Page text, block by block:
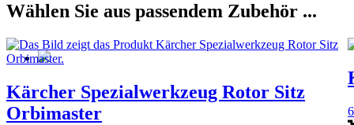
Wählen Sie aus passendem Zubehör ...
Kärcher Spezialwerkzeug Rotor Sitz
Orbimaster